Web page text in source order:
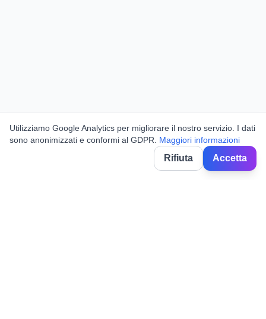
Utilizziamo Google Analytics per migliorare il nostro servizio. I dati
sono anonimizzati e conformi al GDPR.
Maggiori informazioni
Rifiuta Accetta